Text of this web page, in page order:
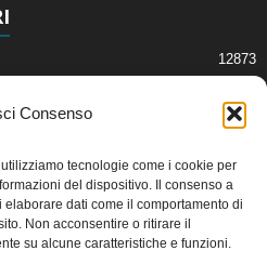
Consenso
tecnologie come i cookie per
del dispositivo. Il consenso a
dati come il comportamento di
Non acconsentire o ritirare il
su alcune caratteristiche e funzioni.
12873
2408